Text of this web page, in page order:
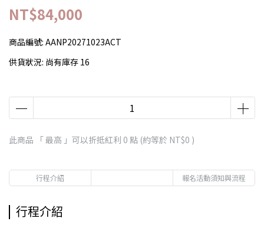
NT$84,000
商品編號: AANP20271023ACT
供貨狀況: 尚有庫存 16
此商品 「 最高 」可以折抵紅利 0 點 (約等於 NT$0 )
行程介紹 報名活動須知與流程
行程介紹